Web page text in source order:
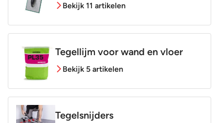
Bekijk 11 artikelen
Tegellijm voor wand en vloer
Bekijk 5 artikelen
Tegelsnijders